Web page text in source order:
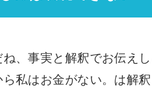
ね、事実と解釈でお伝え
ら私はお金がない。は解